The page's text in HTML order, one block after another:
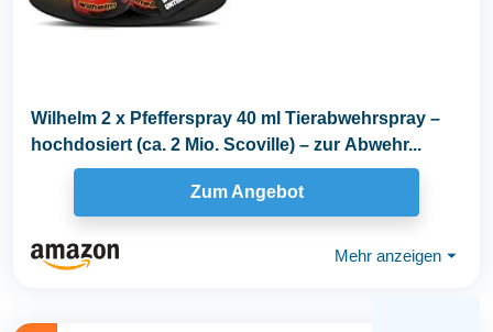
Wilhelm 2 x Pfefferspray 40 ml Tierabwehrspray –
hochdosiert (ca. 2 Mio. Scoville) – zur Abwehr...
Zum Angebot
Mehr anzeigen ⏷